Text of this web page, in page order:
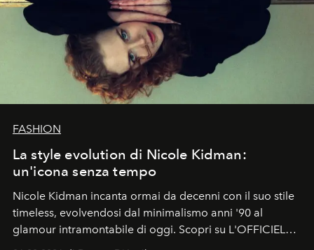
FASHION
La style evolution di Nicole Kidman:
un'icona senza tempo
Nicole Kidman incanta ormai da decenni con il suo stile
timeless, evolvendosi dal minimalismo anni '90 al
glamour intramontabile di oggi. Scopri su L'OFFICIEL